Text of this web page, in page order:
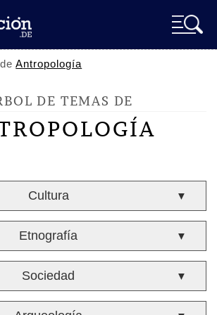
Antropología
DE TEMAS DE
Cultura ▼
Etnografía ▼
Sociedad ▼